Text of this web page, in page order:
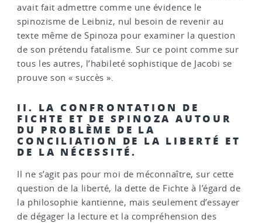
avait fait admettre comme une évidence le
spinozisme de Leibniz, nul besoin de revenir au
texte même de Spinoza pour examiner la question
de son prétendu fatalisme. Sur ce point comme sur
tous les autres, l’habileté sophistique de Jacobi se
prouve son « succès ».
II. LA CONFRONTATION DE
FICHTE ET DE SPINOZA AUTOUR
DU PROBLÈME DE LA
CONCILIATION DE LA LIBERTÉ ET
DE LA NÉCESSITÉ.
Il ne s’agit pas pour moi de méconnaître, sur cette
question de la liberté, la dette de Fichte à l’égard de
la philosophie kantienne, mais seulement d’essayer
de dégager la lecture et la compréhension des